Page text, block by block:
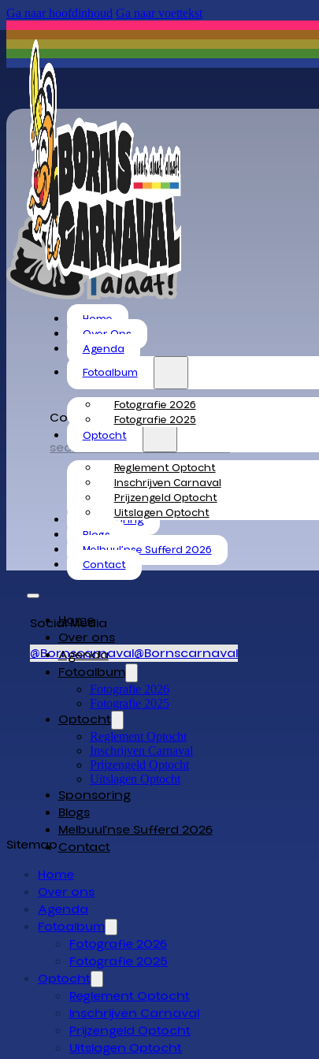
Ga naar hoofdinhoud Ga naar voettekst
Home
Over Ons
Agenda
Fotoalbum
Fotografie 2026
Fotografie 2025
Optocht
Reglement Optocht
Inschrijven Carnaval
Prijzengeld Optocht
Uitslagen Optocht
Sponsoring
Blogs
Melbuul’nse Sufferd 2026
Contact
Home
Over ons
Agenda
Fotoalbum
Fotografie 2026
Fotografie 2025
Optocht
Reglement Optocht
Inschrijven Carnaval
Prijzengeld Optocht
Uitslagen Optocht
Sponsoring
Blogs
Melbuul’nse Sufferd 2026
Contact
Contact
secretaris@bornscarnaval.nl
Social Media
@Bornscarnaval@Bornscarnaval
Sitemap
Home
Over ons
Agenda
Fotoalbum
Fotografie 2026
Fotografie 2025
Optocht
Reglement Optocht
Inschrijven Carnaval
Prijzengeld Optocht
Uitslagen Optocht